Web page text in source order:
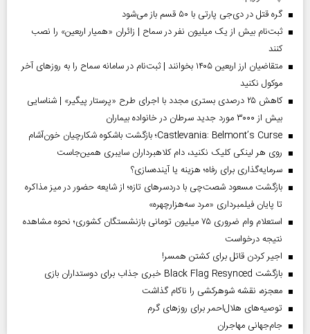
گره قتل در دی‌جی پارتی با ۵۰ قسم باز می‌شود
ثبت‌نام بیش از یک میلیون نفر در سماح | زائران «همیار اربعین» را نصب
کنند
متقاضیان ارز اربعین ۱۴۰۵ بخوانند | ثبت‌نام در سامانه سماح را به روز‌های آخر
موکول نکنید
کاهش ۲۵ درصدی بستری مجدد با اجرای طرح «پرستار پیگیر» | شناسایی
بیش از ۳۰۰۰ مورد جدید سرطان در خانواده بیماران
Castlevania: Belmont’s Curse؛ بازگشت باشکوه شکارچیان خون‌آشام
روی هر لینکی کلیک نکنید، دام کلاهبرداران سایبری همین‌جاست
سرمایه‌گذاری برای رفاه؛ هزینه یا آینده‌سازی؟
بازگشت مسعود شصت‌چی با دردسر‌های تازه؛ از شایعه حضور در میز مذاکره
تا پایان فیلمبرداری «مرد سه‌هزارچهره»
استعلام وام ضروری ۷۵ میلیون تومانی بازنشستگان کشوری؛ نحوه مشاهده
نتیجه درخواست
اجیر کردن قاتل برای کشتن همسر!
بازگشت Black Flag Resynced خبری جذاب برای دوستداران بازی
معجزه، نقشه شوهرکشی را ناکام گذاشت
توصیه‌های هلال‌احمر برای روز‌های گرم
جام‌جهانی مهاجران